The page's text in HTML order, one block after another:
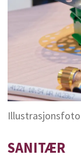
Illustrasjonsfoto
SANITÆR